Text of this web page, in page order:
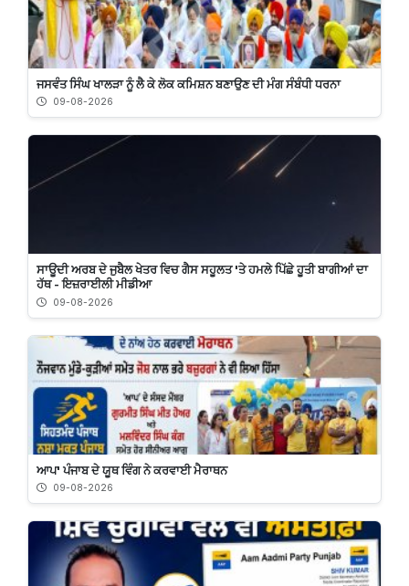
ਜਸਵੰਤ ਸਿੰਘ ਖਾਲੜਾ ਨੂੰ ਲੈ ਕੇ ਲੋਕ ਕਮਿਸ਼ਨ ਬਣਾਉਣ ਦੀ ਮੰਗ ਸੰਬੰਧੀ ਧਰਨਾ
09-08-2026
ਸਾਊਦੀ ਅਰਬ ਦੇ ਜੁਬੈਲ ਖੇਤਰ ਵਿਚ ਗੈਸ ਸਹੂਲਤ 'ਤੇ ਹਮਲੇ ਪਿੱਛੇ ਹੂਤੀ ਬਾਗੀਆਂ ਦਾ
ਹੱਥ - ਇਜ਼ਰਾਈਲੀ ਮੀਡੀਆ
09-08-2026
ਆਪ' ਪੰਜਾਬ ਦੇ ਯੂਥ ਵਿੰਗ ਨੇ ਕਰਵਾਈ ਮੈਰਾਥਨ
09-08-2026